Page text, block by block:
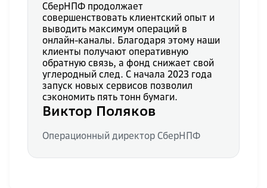
СберНПФ продолжает
совершенствовать клиентский опыт и
выводить максимум операций в
онлайн-каналы. Благодаря этому наши
клиенты получают оперативную
обратную связь, а фонд снижает свой
углеродный след. С начала 2023 года
запуск новых сервисов позволил
сэкономить пять тонн бумаги.
Виктор Поляков
Операционный директор СберНПФ